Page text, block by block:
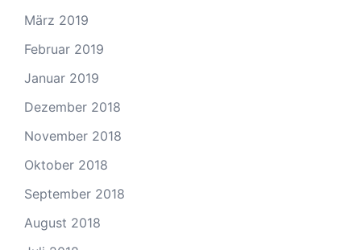
März 2019
Februar 2019
Januar 2019
Dezember 2018
November 2018
Oktober 2018
September 2018
August 2018